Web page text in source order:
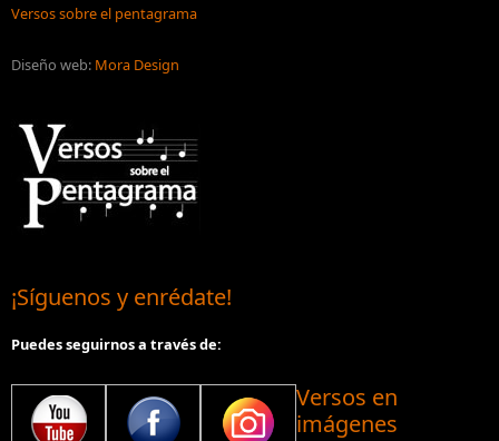
Versos sobre el pentagrama
Diseño web: Mora Design
¡Síguenos y enrédate!
Puedes seguirnos a través de:
Versos en
imágenes